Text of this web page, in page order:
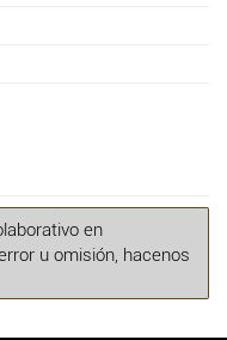
en
u omisión, hacenos